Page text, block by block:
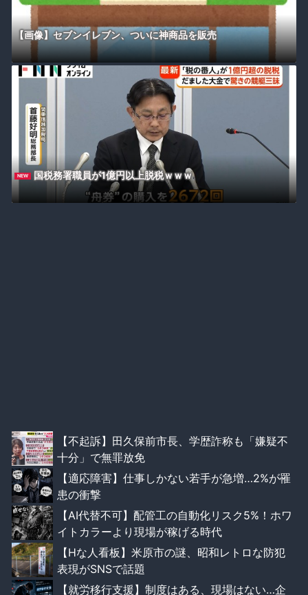
【画像】セブンイレブン、ついに神商品を販売
NEW 国税務署職員が1億円以上脱税ｗｗｗ
【不起訴】田久保前市長、学歴詐称も「嫌疑不
十分」で無罪放免
【適応障害】仕事しかない若手が急増…2%が罹
患の衝撃
【AI代替不可】配管工の自動化リスク5%！ホワ
イトカラーより現場が稼げる時代
【Hな人看板】米原市の謎、昭和レトロな防犯
表現がSNSで話題
【就労移行支援】制度はある、現場はない…企